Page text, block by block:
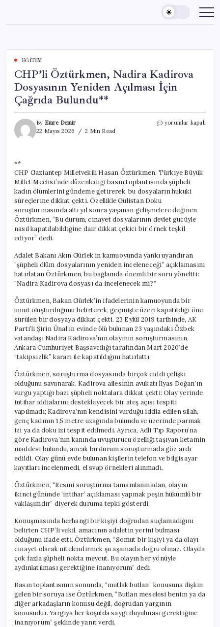
content
EĞITIM
CHP’li Öztürkmen, Nadira Kadirova
Dosyasının Yeniden Açılması İçin
Çağrıda Bulundu**
By Emre Demir
22 Mayıs 2026
2 Min Read
CHP’li
Açılması
İçin
Çağrıda
yorumlar kapalı
**
CHP Gaziantep Milletvekili Hasan Öztürkmen, Türkiye Büyük
Millet Meclisi’nde düzenlediği basın toplantısında şüpheli
kadın ölümlerini gündeme getirerek, bu dosyaların hukuki
süreçlerine dikkat çekti. Özellikle Gülistan Doku
soruşturmasında altı yıl sonra yaşanan gelişmelere değinen
Öztürkmen, “Bu durum, cinayet dosyalarının devlet gücüyle
nasıl kapatılabildiğine dair dikkat çekici bir örnek teşkil
ediyor” dedi.
Adalet Bakanı Akın Gürlek’in kamuoyunda yankı uyandıran
“şüpheli ölüm dosyalarının yeniden inceleneceği” açıklamasını
hatırlatan Öztürkmen, bu bağlamda önemli bir soru yöneltti:
“Nadira Kadirova dosyası da incelenecek mi?”
Öztürkmen, Bakan Gürlek’in ifadelerinin kamuoyunda bir
umut oluşturduğunu belirterek, geçmişte üzeri kapatıldığı öne
sürülen bir dosyaya dikkat çekti. 23 Eylül 2019 tarihinde, AK
Parti’li Şirin Ünal’ın evinde ölü bulunan 23 yaşındaki Özbek
vatandaşı Nadira Kadirova’nın olayının soruşturmasının,
Ankara Cumhuriyet Başsavcılığı tarafından Mart 2020’de
“takipsizlik” kararı ile kapatıldığını hatırlattı.
Öztürkmen, soruşturma dosyasında birçok ciddi çelişki
olduğunu savunarak, Kadirova ailesinin avukatı İlyas Doğan’ın
vurgu yaptığı bazı şüpheli noktalara dikkat çekti: Olay yerinde
intihar iddialarını destekleyecek bir ateş açısı tespiti
yapılmadı; Kadirova’nın kendisini vurduğu iddia edilen silah,
genç kadının 1,5 metre uzağında bulundu ve üzerinde parmak
izi ya da doku izi tespit edilmedi. Ayrıca, Adli Tıp Raporu’na
göre Kadirova’nın kanında uyuşturucu özelliği taşıyan ketamin
maddesi bulundu, ancak bu durum soruşturmada göz ardı
edildi. Olay günü evde bulunan kişilerin telefon ve bilgisayar
kayıtları incelenmedi, el svap örnekleri alınmadı.
Öztürkmen, “Resmi soruşturma tamamlanmadan, olayın
ikinci gününde ‘intihar’ açıklaması yapmak peşin hükümlü bir
yaklaşımdır” diyerek duruma tepki gösterdi.
Konuşmasında herhangi bir kişiyi doğrudan suçlamadığını
belirten CHP’li vekil, amacının adaletin yerini bulması
olduğunu ifade etti. Öztürkmen, “Somut bir kişiyi ya da olayı
cinayet olarak nitelendirmek şu aşamada doğru olmaz. Olayda
çok fazla şüpheli nokta mevcut. Bu olayın her yönüyle
aydınlatılması gerektiğine inanıyorum” dedi.
Basın toplantısının sonunda, “mutlak butlan” konusuna ilişkin
gelen bir soruya ise Öztürkmen, “Butlan meselesi benim ya da
diğer arkadaşların konusu değil, doğrudan yargının
konusudur. Yargıya her koşulda saygı duyulması gerektiğine
inanıyorum” şeklinde yanıt verdi.